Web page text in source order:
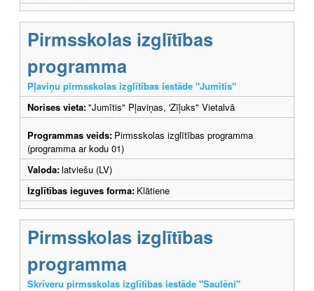
Pirmsskolas izglītības
programma
Pļaviņu pirmsskolas izglītības iestāde "Jumītis"
Norises vieta:"Jumītis" Pļaviņas, 'Zīļuks" Vietalvā
Programmas veids: Pirmsskolas izglītības programma
(programma ar kodu 01)
Valoda:latviešu (LV)
Izglītības ieguves forma: Klātiene
Pirmsskolas izglītības
programma
Skrīveru pirmsskolas izglītības iestāde "Saulēni"